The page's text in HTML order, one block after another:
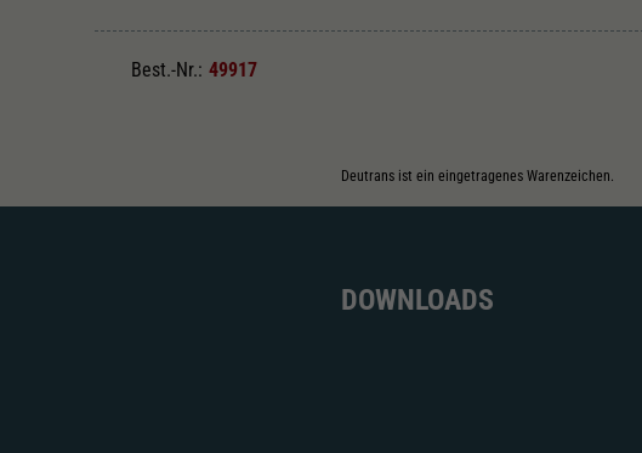
Best.-Nr.: 49917
Deutrans ist ein eingetragenes Warenzeichen.
DOWNLOADS
Zweck